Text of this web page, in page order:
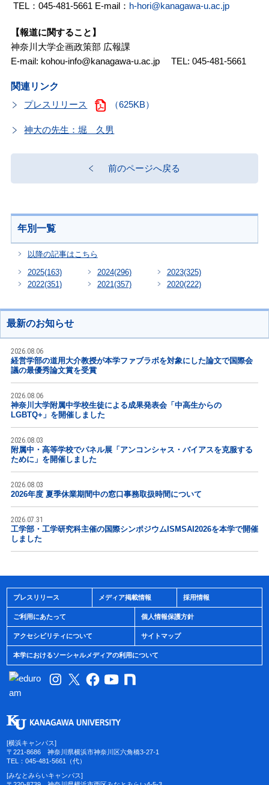
TEL：045-481-5661 E-mail： h-hori@kanagawa-u.ac.jp
【報道に関すること】
神奈川大学企画政策部 広報課
E-mail: kohou-info@kanagawa-u.ac.jp TEL: 045-481-5661
関連リンク
プレスリリース
（625KB）
神大の先生：堀 久男
前のページへ戻る
年別一覧
以降の記事はこちら
2025(163) 2024(296) 2023(325)
2022(351) 2021 (357) 2020(222)
最新のお知らせ
2026.08.06
経営学部の道用大介教授が本学ファブラボを対象にした論文で国際会
議の最優秀論文賞を受賞
2026.08.06
神奈川大学附属中学校生徒による成果発表会「中高生からの
LGBTQ+」を開催しました
2026.08.03
附属中・高等学校でパネル展「アンコンシャス・バイアスを克服する
ために」を開催しました
2026.08.03
2026年度 夏季休業期間中の窓口事務取扱時間について
2026.07.31
工学部・工学研究科主催の国際シンポジウムISMSAI2026を本学で開催
しました
プレスリリース メディア掲載情報 採用情報
ご利用にあたって 個人情報保護方針
アクセシビリティについて サイトマップ
本学におけるソーシャルメディアの利用について
[横浜キャンパス]
〒221-8686 神奈川県横浜市神奈川区六角橋3-27-1
TEL：045-481-5661（代）
[みなとみらいキャンパス]